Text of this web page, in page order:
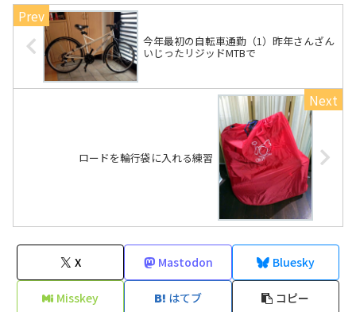
今年最初の自転車通勤（1）昨年さんざん
いじったリジッドMTBで
ロードを輪行袋に入れる練習
X Mastodon Bluesky
Misskey はてブ コピー